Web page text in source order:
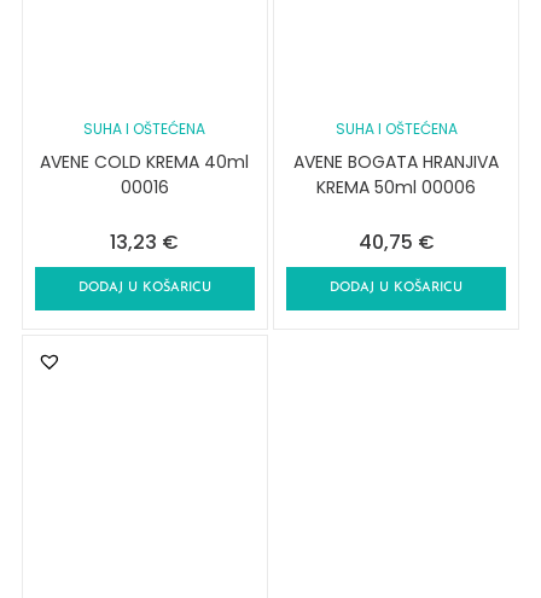
SUHA I OŠTEĆENA
AVENE COLD KREMA 40ml
00016
13,23 €
DODAJ U KOŠARICU
SUHA I OŠTEĆENA
AVENE BOGATA HRANJIVA
KREMA 50ml 00006
40,75 €
DODAJ U KOŠARICU